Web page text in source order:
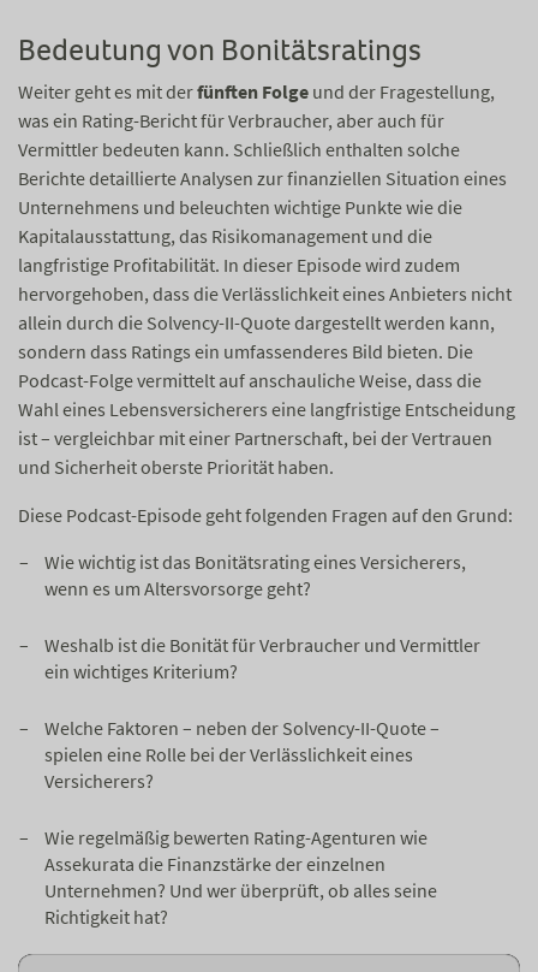
Bedeutung von Bonitätsratings
Weiter geht es mit derfünften Folge und der Fragestellung,
was ein Rating-Bericht für Verbraucher, aber auch für
Vermittler bedeuten kann. Schließlich enthalten solche
Berichte detaillierte Analysen zur finanziellen Situation eines
Unternehmens und beleuchten wichtige Punkte wie die
Kapitalausstattung, das Risikomanagement und die
langfristige Profitabilität. In dieser Episode wird zudem
hervorgehoben, dass die Verlässlichkeit eines Anbieters nicht
allein durch die Solvency-II-Quote dargestellt werden kann,
sondern dass Ratings ein umfassenderes Bild bieten. Die
Podcast-Folge vermittelt auf anschauliche Weise, dass die
Wahl eines Lebensversicherers eine langfristige Entscheidung
ist – vergleichbar mit einer Partnerschaft, bei der Vertrauen
und Sicherheit oberste Priorität haben.
Diese Podcast-Episode geht folgenden Fragen auf den Grund:
Wie wichtig ist das Bonitätsrating eines Versicherers,
wenn es um Altersvorsorge geht?
Weshalb ist die Bonität für Verbraucher und Vermittler
ein wichtiges Kriterium?
Welche Faktoren – neben der Solvency-II-Quote –
spielen eine Rolle bei der Verlässlichkeit eines
Versicherers?
Wie regelmäßig bewerten Rating-Agenturen wie
Assekurata die Finanzstärke der einzelnen
Unternehmen? Und wer überprüft, ob alles seine
Richtigkeit hat?